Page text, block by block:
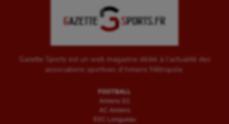
Gazette Sports est un web magazine dédié à l'actualité des
associations sportives d'Amiens Métropole.
FOOTBALL
Amiens SC
AC Amiens
ESC Longueau